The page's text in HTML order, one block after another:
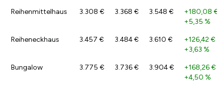
Reihenmittelhaus 3.308 € 3.368 € 3.548 € +180,08 €
+5,35 %
Reiheneckhaus 3.457 € 3.484 € 3.610 € +126,42 €
+3,63 %
Bungalow 3.775 € 3.736 € 3.904 € +168,26 €
+4,50 %